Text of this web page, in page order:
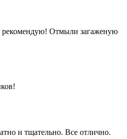
рекомендую! Отмыли загаженую
и тщательно. Все отлично.